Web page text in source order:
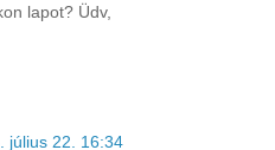
lapot? Üdv,
július 22. 16:34